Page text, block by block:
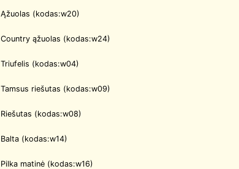
Ąžuolas (kodas:w20)
Country ąžuolas (kodas:w24)
Triufelis (kodas:w04)
Tamsus riešutas (kodas:w09)
Riešutas (kodas:w08)
Balta (kodas:w14)
Pilka matinė (kodas:w16)